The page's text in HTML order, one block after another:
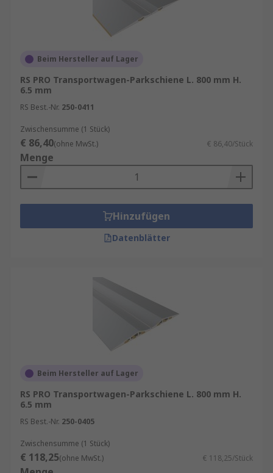
Beim Hersteller auf Lager
RS PRO Transportwagen-Parkschiene L. 800 mm H.
6.5 mm
RS Best.-Nr. 250-0411
Zwischensumme (1 Stück)
€ 86,40(ohne MwSt.) € 86,40/Stück
Menge
Hinzufügen
Datenblätter
Beim Hersteller auf Lager
RS PRO Transportwagen-Parkschiene L. 800 mm H.
6.5 mm
RS Best.-Nr. 250-0405
Zwischensumme (1 Stück)
€ 118,25(ohne MwSt.) € 118,25/Stück